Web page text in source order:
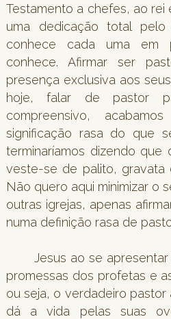
Testamento a chefes, ao rei
uma dedicação total
conhece cada uma em
conhece. Afirmar ser
presença exclusiva aos
hoje, falar de pastor
compreensivo,
significação rasa do que
terminaríamos dizendo
veste-se de palito, gravata
Não quero aqui minimizar o
outras igrejas, apenas
numa definição rasa de
Jesus ao se apresentar
promessas dos profetas e
ou seja, o verdadeiro pastor
dá a vida pelas suas